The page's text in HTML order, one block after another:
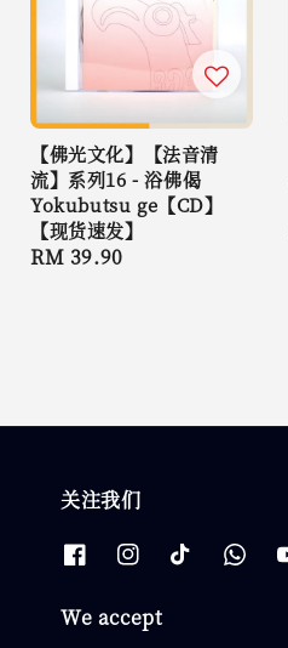
【佛光文化】【法音清
流】系列16 - 浴佛偈
Yokubutsu ge【CD】
【现货速发】
Regular
RM 39.90
关注我们
We accept